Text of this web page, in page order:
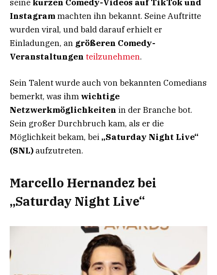
seine kurzen Comedy-Videos auf TikTok und
Instagrammachten ihn bekannt. Seine Auftritte
wurden viral, und bald darauf erhielt er
Einladungen, an größeren Comedy-
Veranstaltungen teilzunehmen.
Sein Talent wurde auch von bekannten Comedians
bemerkt, was ihm wichtige
Netzwerkmöglichkeiten in der Branche bot.
Sein großer Durchbruch kam, als er die
Möglichkeit bekam, bei „Saturday Night Live“
(SNL) aufzutreten.
Marcello Hernandez bei
„Saturday Night Live“